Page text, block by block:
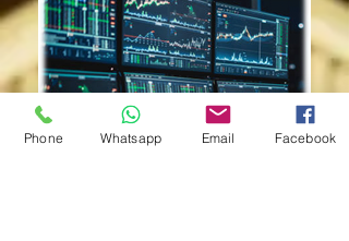
Phone Whatsapp Email Facebook